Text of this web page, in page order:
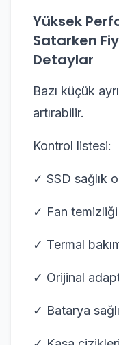
Yüksek
Satarken
Detaylar
Bazı küçük
artırabilir.
Kontrol listesi:
✓ SSD sağlık
✓ Fan temizliği
✓ Termal
✓ Orijinal
✓ Batarya